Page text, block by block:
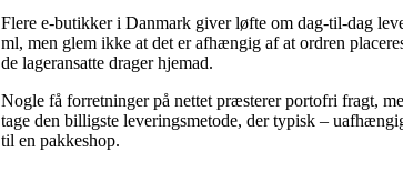
Flere e-butikker i Danmark giver løfte om dag-til-dag
ml, men glem ikke at det er afhængig af at ordren
de lageransatte drager hjemad.
Nogle få forretninger på nettet præsterer portofri fragt,
tage den billigste leveringsmetode, der typisk –
til en pakkeshop.